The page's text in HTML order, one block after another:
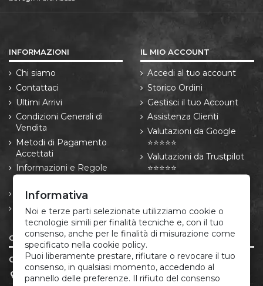
INFORMAZIONI
Chi siamo
Contattaci
Ultimi Arrivi
Condizioni Generali di
Vendita
Metodi di Pagamento
Accettati
Informazioni e Regole
Resi e Recessi
Informativa privacy e
cookie
IL MIO ACCOUNT
Accedi al tuo account
Storico Ordini
Gestisci il tuo Account
Assistenza Clienti
Valutazioni da Google
⭐⭐⭐⭐⭐
Valutazioni da Trustpilot
⭐⭐⭐⭐⭐
CONTATTI
CORREDO ITALIANO®
P.IVA 05666881213
Informativa
Noi e terze parti selezionate utilizziamo cookie o
tecnologie simili per finalità tecniche e, con il tuo
consenso, anche per le finalità di misurazione come
specificato nella cookie policy.
Puoi liberamente prestare, rifiutare o revocare il tuo
consenso, in qualsiasi momento, accedendo al
pannello delle preferenze. Il rifiuto del consenso